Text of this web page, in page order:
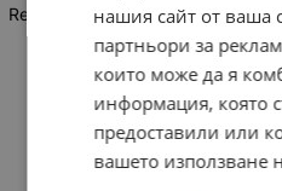
Remote Control DAEWOO R40B02
нашия сайт от ваша
партньори за
които може да я
информация, която
предоставили или
вашето използване